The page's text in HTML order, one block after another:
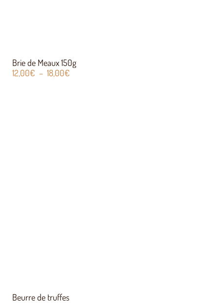
Brie de Meaux 150g
12,00€ – 18,00€
Beurre de truffes